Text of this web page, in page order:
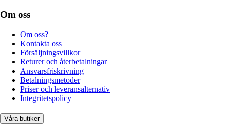
Om oss
Om oss?
Kontakta oss
Försäljningsvillkor
Returer och återbetalningar
Ansvarsfriskrivning
Betalningsmetoder
Priser och leveransalternativ
Integritetspolicy
Våra butiker